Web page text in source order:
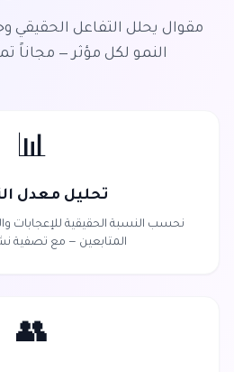
مقوال يحلل التفاعل الحقيقي
النمو لكل مؤثر — مجاناً
📊
تحليل معدل
نحسب النسبة الحقيقية للإعجابات
المتابعين — مع تصفية
👥